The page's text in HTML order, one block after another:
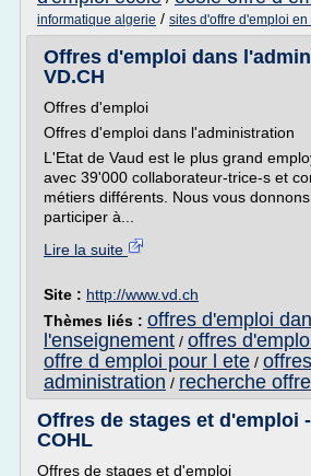
informatique algerie / sites d'offre d'emploi en
Offres d'emploi dans
VD.CH
Offres d'emploi
Offres d'emploi dans l'administration
L'Etat de Vaud est le plus grand
avec 39'000 collaborateur-trice-s et
métiers différents. Nous vous
participer à...
Lire la suite
Site : http://www.vd.ch
Thèmes liés : offres d'emploi
l'enseignement / offres
offre d emploi pour l ete /
administration / recherche
Offres de stages et d'emploi
COHL
Offres de stages et d'emploi